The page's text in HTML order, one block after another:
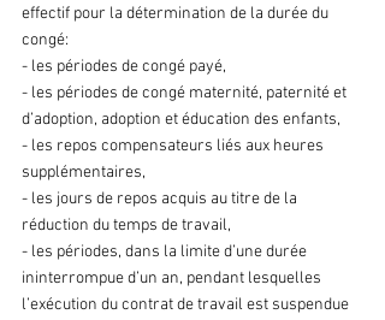
effectif pour la détermination de la durée du
congé:
- les périodes de congé payé,
- les périodes de congé maternité, paternité et
d’adoption, adoption et éducation des enfants,
- les repos compensateurs liés aux heures
supplémentaires,
- les jours de repos acquis au titre de la
réduction du temps de travail,
- les périodes, dans la limite d’une durée
ininterrompue d’un an, pendant lesquelles
l’exécution du contrat de travail est suspendue